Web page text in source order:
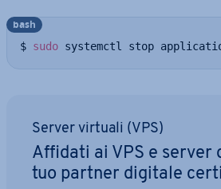
$ sudo systemctl stop
bash
Server virtuali (VPS)
Affidati ai VPS e server
tuo partner digitale